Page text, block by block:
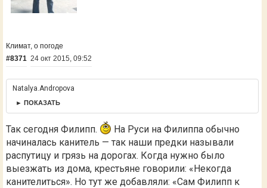
Климат, о погоде
#8371 24 окт 2015, 09:52
Natalya.Andropova
► ПОКАЗАТЬ
Так сегодня Филипп.
На Руси на Филиппа обычно
начиналась канитель — так наши предки называли
распутицу и грязь на дорогах. Когда нужно было
выезжать из дома, крестьяне говорили: «Некогда
канителиться». Но тут же добавляли: «Сам Филипп к